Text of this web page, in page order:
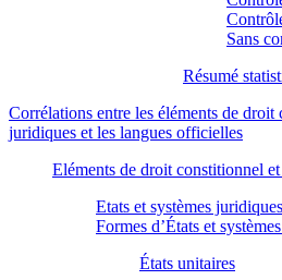
Sans
Résumé
Corrélations entre les éléments de droit
juridiques et les langues officielles
Eléments de droit constitionnel
Etats et systèmes
Formes d’États et
États unitaires